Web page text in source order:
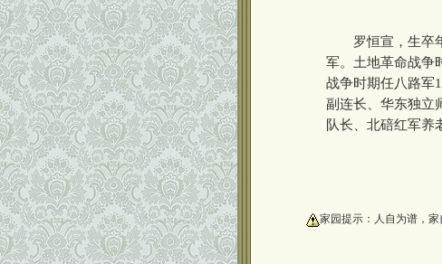
罗恒宣，生卒年
军。土地革命战争
战争时期任八路军
副连长、华东独立
队长、北碚红军养
家园提示：人自为谱，家